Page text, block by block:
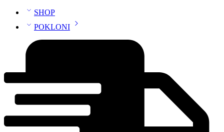
SHOP
POKLONI